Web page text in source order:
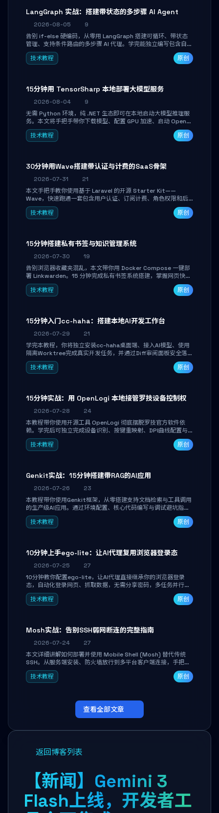
LangGraph 实战：搭建带状态的多步骤 AI Agent
2026-08-05
9
告别 if-else 硬编码，从零用 LangGraph 搭建可循环、带状态
管理、支持条件路由的多步骤 AI 代理。学完能独立编写包含自动
决策、工具调用和持久化状态的复杂工作流，并避开递归溢出、
状态丢失等常见坑点。
技术教程 原创
15分钟用 TensorSharp 本地部署大模型服务
2026-08-04
9
无需 Python 环境，纯 .NET 生态即可在本地启动大模型推理服
务。本文将手把手带你下载模型、配置 GPU 加速、启动 OpenAI
兼容 API，并在 C# 业务代码中无缝调用。数据不出网，零门槛
搞定本地 LLM 部署。
技术教程 原创
30分钟用Wave搭建带认证与计费的SaaS骨架
2026-07-31
21
本文手把手教你使用基于 Laravel 的开源 Starter Kit——
Wave，快速跑通一套包含用户认证、订阅计费、角色权限和后
台管理的完整 SaaS 骨架。附带 Stripe 测试支付对接与自定义
业务页面开发实战，助你省去重复基建时间，将精力聚焦于核心
技术教程 原创
15分钟搭建私有书签与知识管理系统
2026-07-30
19
告别浏览器收藏夹混乱，本文带你用 Docker Compose 一键部
署 Linkwarden。15 分钟完成私有书签系统搭建，掌握网页快照
归档、高亮批注、分类管理与全文搜索。适合开发者与知识工作
者打造个人知识库，资料统一归档，随时检索。
技术教程 原创
15分钟入门cc-haha：搭建本地AI开发工作台
2026-07-29
21
学完本教程，你将独立安装cc-haha桌面端、接入AI模型、使用
隔离Worktree完成真实开发任务，并通过Diff审阅面板安全落地
AI代码改写。告别终端黑盒操作，让AI在沙箱环境中工作，你只
做审阅和决策。
技术教程 原创
15分钟实战：用 OpenLogi 本地接管罗技设备控制权
2026-07-28
24
本教程带你使用开源工具 OpenLogi 彻底摆脱罗技官方软件依
赖。学完后可独立完成设备识别、按键重映射、DPI曲线配置与
SmartShift调节，实现完全离线控制，保护隐私并释放硬件性
能。
技术教程 原创
Genkit实战：15分钟搭建带RAG的AI应用
2026-07-26
23
本教程带你使用Genkit框架，从零搭建支持文档检索与工具调用
的生产级AI应用。通过环境配置、核心代码编写与调试避坑指
南，学完即可掌握多模型切换、RAG管道构建及函数调用注册，
独立开发高效AI智能体。
技术教程 原创
10分钟上手ego-lite：让AI代理复用浏览器登录态
2026-07-25
27
10分钟教你配置ego-lite，让AI代理直接继承你的浏览器登录
态，自动化登录网页、抓取数据，无需分享密码，多任务并行不
干扰日常使用。
技术教程
原创
Mosh实战：告别SSH弱网断连的完整指南
2026-07-24
27
本文详细讲解如何部署并使用 Mobile Shell (Mosh) 替代传统
SSH。从服务端安装、防火墙放行到多平台客户端连接，手把手
带你掌握本地回显、连接漫游与断线自动恢复等核心功能。彻底
解决高铁、移动网络等弱网场景下 SSH 频繁掉线、会话丢失的痛
技术教程 原创
查看全部文章
返回博客列表
【新闻】Gemini 3
Flash上线，开发者工